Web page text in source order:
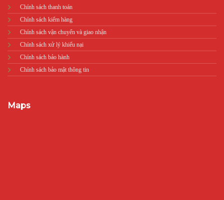
Chính sách thanh toán
Chính sách kiểm hàng
Chính sách vận chuyển và giao nhận
Chính sách xử lý khiếu nại
Chính sách bảo hành
Chính sách bảo mật thông tin
Maps